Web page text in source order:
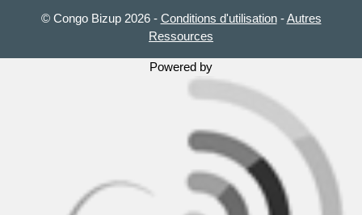
© Congo Bizup 2026 - Conditions d'utilisation-Autres
Ressources
Powered by